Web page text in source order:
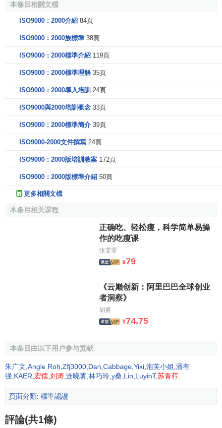
規定，或由法規規定在某些情況下，產品要求和有關過程的
要求可包含在諸如技術規範、
議和法規要求中。
2.3 質量管理體系方法
建立和實施質量管理體系的方法包括以下步驟：
a)確定顧客和其他相關方的需求和期望；
d)確定和提供實現質量目標必需的資源；
e)規定測量每個過程的有效性和效率的方法；
f)應用這些測量方法確定每個過程的有效性和
h)建立和應用持續改進質量管理體系的過程。
上述方法也適用於保持和改進現有的質量管理體系。
心，為持續改進提供基礎，從而增進顧客和其他相關方滿意
任何使用資源將輸入轉化為輸出的活動或一組活動可視
為使組織有效運行，必須識別和管理許多相互關聯和相
互作用的過程。通常，一個過程的輸出將直接成為下一個過
程的輸入。系統地識別和管理組織所應用的過程，特別是這
些過程之間的相互作用，稱為“過程方法”。
本條目相關文檔
ISO9000：2000介紹 84頁
ISO9000：2000族標準 38頁
ISO9000：2000標準介紹 119頁
ISO9000：2000標準理解 35頁
ISO9000：2000導入培訓 24頁
ISO9000與2000培訓概念 33頁
ISO9000：2000標準簡介 39頁
ISO9000-2000文件撰寫 24頁
ISO9000：2000版培訓教案 172頁
ISO9000：2000版標準介紹 50頁
更多相關文檔
本条目相关课程
正确吃、轻松瘦，科学简单易操
作的吃瘦课
张雯霏
¥79
《云巅创新：阿里巴巴全球创业
者洞察》
胡勇
¥74.75
本条目由以下用户参与贡献
朱广文 Angle Roh Zfj3000 Dan Cabbage Yixi 泡芙小姐 潘有
强 KAER 宏儒 刘涛 连晓雾 林巧玲 y桑 Lin LuyinT,苏青荇
頁面分類: 標準認證
評論(共1條)